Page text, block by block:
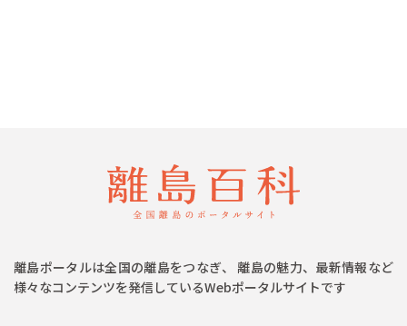
離島ポータルは全国の離島をつなぎ、 離島の魅力、最新情報など
様々なコンテンツを発信しているWebポータルサイトです